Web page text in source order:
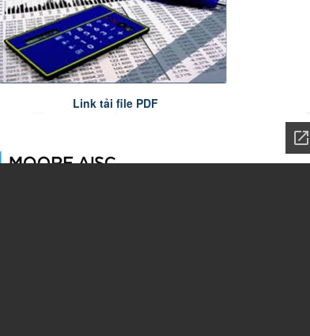
Link tải file PDF